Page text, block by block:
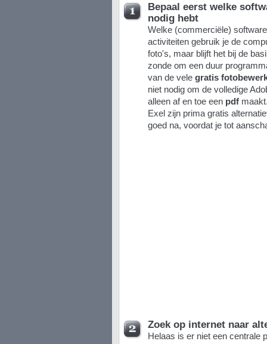
Bepaal eerst welke
nodig hebt
Welke (commerciële)
activiteiten gebruik je de
foto's, maar blijft het bij de
zonde om een duur
van de vele gratis
niet nodig om de volledige
alleen af en toe een pdf
Exel zijn prima gratis
goed na, voordat je tot
Zoek op internet naar
Helaas is er niet een centrale